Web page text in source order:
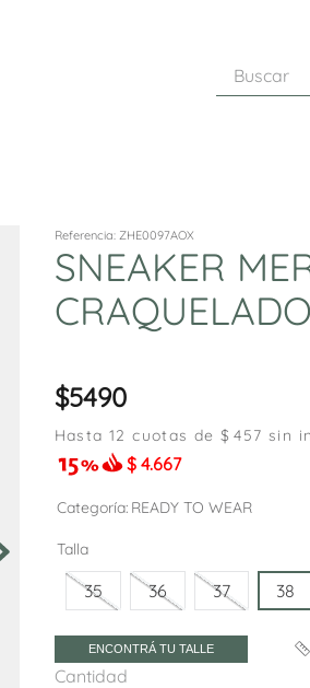
Referencia: ZHE0097AOX
SNEAKER
CRAQUELADO
5490
Hasta 12 cuotas de $ 457 sin
$ 4.667
Categoría READY TO WEAR
Talla
35 36 37 38
ENCONTRÁ TU TALLE
Cantidad